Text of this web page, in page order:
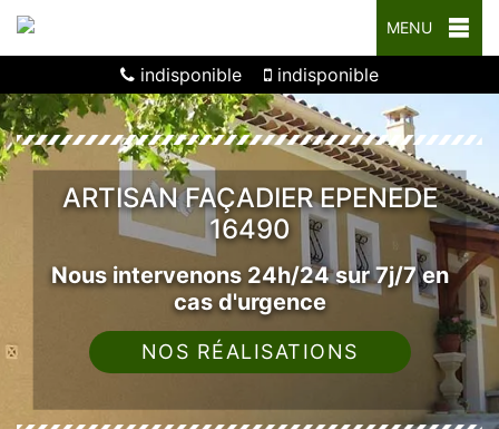
MENU
indisponible indisponible
ARTISAN FAÇADIER EPENEDE
16490
Nous intervenons 24h/24 sur 7j/7 en
cas d'urgence
NOS RÉALISATIONS